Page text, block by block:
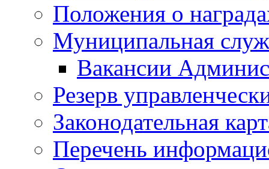
Положения о
Муниципальная
Вакансии
Резерв
Законодательная
Перечень